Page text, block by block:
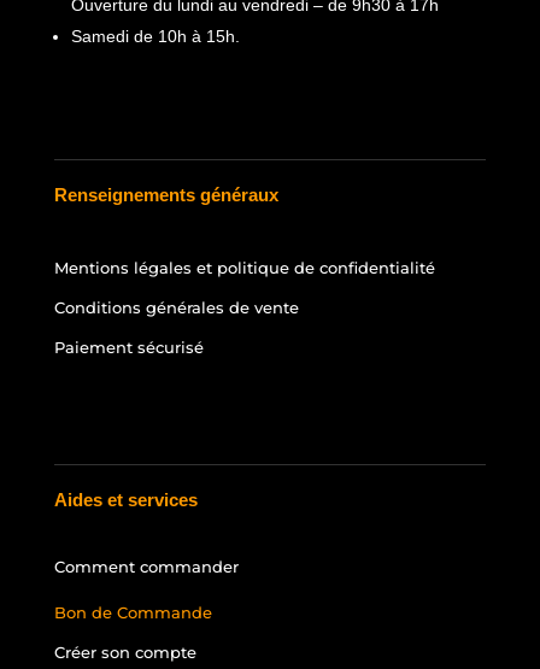
Ouverture du lundi au vendredi – de 9h30 à 17h
Samedi de 10h à 15h.
Renseignements généraux
Mentions légales et politique de confidentialité
Conditions générales de vente
Paiement sécurisé
Aides et services
Comment commander
Bon de Commande
Créer son compte